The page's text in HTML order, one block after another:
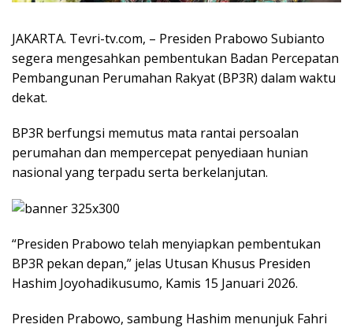
JAKARTA. Tevri-tv.com, – Presiden Prabowo Subianto
segera mengesahkan pembentukan Badan Percepatan
Pembangunan Perumahan Rakyat (BP3R) dalam waktu
dekat.
BP3R berfungsi memutus mata rantai persoalan
perumahan dan mempercepat penyediaan hunian
nasional yang terpadu serta berkelanjutan.
“Presiden Prabowo telah menyiapkan pembentukan
BP3R pekan depan,” jelas Utusan Khusus Presiden
Hashim Joyohadikusumo, Kamis 15 Januari 2026.
Presiden Prabowo, sambung Hashim menunjuk Fahri